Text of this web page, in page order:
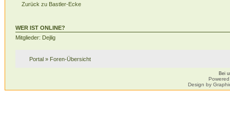
Zurück zu Bastler-Ecke
WER IST ONLINE?
Mitglieder: Dejlig
Portal» Foren-Übersicht
Bei
Design by